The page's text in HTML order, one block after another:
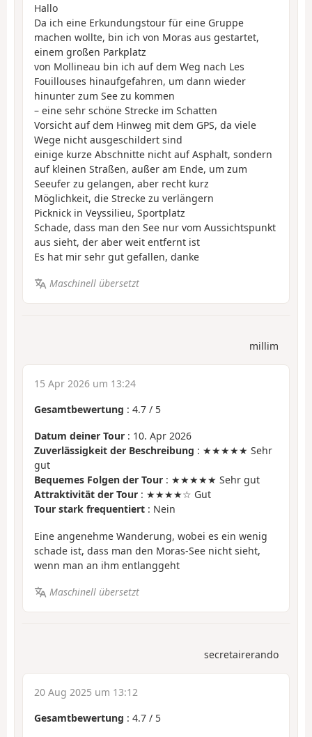
Hallo
Da ich eine Erkundungstour für eine Gruppe
machen wollte, bin ich von Moras aus gestartet,
einem großen Parkplatz
von Mollineau bin ich auf dem Weg nach Les
Fouillouses hinaufgefahren, um dann wieder
hinunter zum See zu kommen
– eine sehr schöne Strecke im Schatten
Vorsicht auf dem Hinweg mit dem GPS, da viele
Wege nicht ausgeschildert sind
einige kurze Abschnitte nicht auf Asphalt, sondern
auf kleinen Straßen, außer am Ende, um zum
Seeufer zu gelangen, aber recht kurz
Möglichkeit, die Strecke zu verlängern
Picknick in Veyssilieu, Sportplatz
Schade, dass man den See nur vom Aussichtspunkt
aus sieht, der aber weit entfernt ist
Es hat mir sehr gut gefallen, danke
Maschinell übersetzt
millim
15 Apr 2026 um 13:24
Gesamtbewertung : 4.7 / 5
Datum deiner Tour : 10. Apr 2026
Zuverlässigkeit der Beschreibung : ★★★★★ Sehr
gut
Bequemes Folgen der Tour : ★★★★★ Sehr gut
Attraktivität der Tour : ★★★★☆ Gut
Tour stark frequentiert : Nein
Eine angenehme Wanderung, wobei es ein wenig
schade ist, dass man den Moras-See nicht sieht,
wenn man an ihm entlanggeht
Maschinell übersetzt
secretairerando
20 Aug 2025 um 13:12
Gesamtbewertung : 4.7 / 5